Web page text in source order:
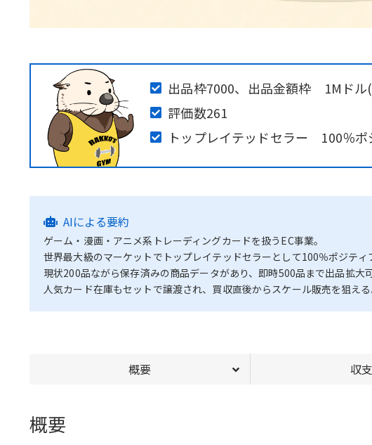
出品枠7000、出品金額枠 1Mドル
評価数261
トップレイテッドセラー 100％ポ
AIによる要約
ゲーム・漫画・アニメ系トレーディングカードを扱うEC事業。
世界最大級のマーケットでトップレイテッドセラーとして100％ポジテ
現状200品ながら保存済みの商品データがあり、即時500品まで出品拡大可
人気カード在庫もセットで譲渡され、買収直後からスケール販売を狙える
概要 収支
概要